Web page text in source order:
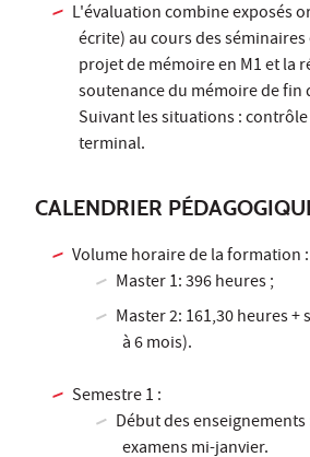
L'évaluation combine exposés
écrite) au cours des
projet de mémoire en M1 et la
soutenance du mémoire de fin
Suivant les situations :
terminal.
CALENDRIER
Volume horaire de la formation :
Master 1: 396 heures ;
Master 2: 161,30 heures
à 6 mois).
Semestre 1 :
Début des
examens mi-janvier.